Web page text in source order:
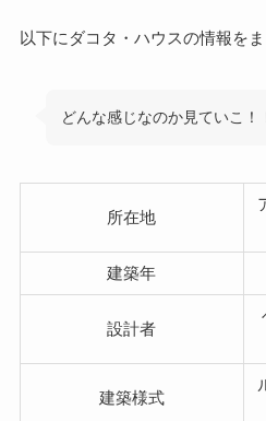
以下にダコタ・ハウスの情報をま
どんな感じなのか見ていこ！
所在地
建築年
設計者
建築様式